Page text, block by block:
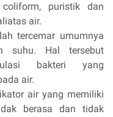
puristik dan
air.
tercemar umumnya
suhu. Hal tersebut
bakteri yang
air.
air yang memiliki
berasa dan tidak